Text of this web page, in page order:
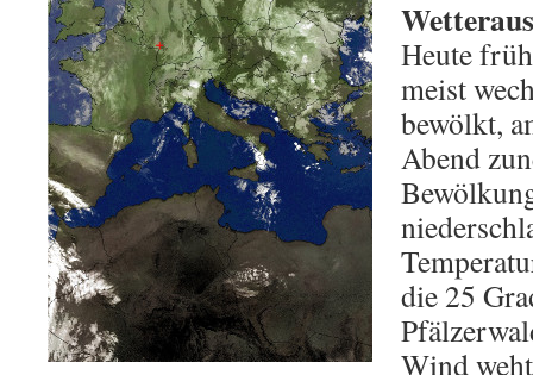
Heute
meist
bewölkt,
Abend
die 25
Wind